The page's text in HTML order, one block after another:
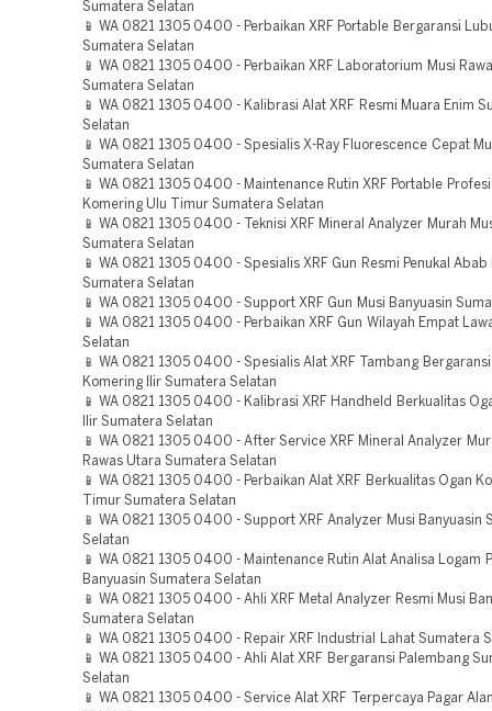
Sumatera Selatan
📱 WA 0821 1305 0400 - Perbaikan XRF Portable Bergaransi
Sumatera Selatan
📱 WA 0821 1305 0400 - Perbaikan XRF Laboratorium Musi
Sumatera Selatan
📱 WA 0821 1305 0400 - Kalibrasi Alat XRF Resmi Muara Enim
Selatan
📱 WA 0821 1305 0400 - Spesialis X-Ray Fluorescence Cepat
Sumatera Selatan
📱 WA 0821 1305 0400 - Maintenance Rutin XRF Portable
Komering Ulu Timur Sumatera Selatan
📱 WA 0821 1305 0400 - Teknisi XRF Mineral Analyzer Murah
Sumatera Selatan
📱 WA 0821 1305 0400 - Spesialis XRF Gun Resmi Penukal
Sumatera Selatan
📱 WA 0821 1305 0400 - Support XRF Gun Musi Banyuasin
📱 WA 0821 1305 0400 - Perbaikan XRF Gun Wilayah Empat
Selatan
📱 WA 0821 1305 0400 - Spesialis Alat XRF Tambang
Komering Ilir Sumatera Selatan
📱 WA 0821 1305 0400 - Kalibrasi XRF Handheld Berkualitas
Ilir Sumatera Selatan
📱 WA 0821 1305 0400 - After Service XRF Mineral Analyzer
Rawas Utara Sumatera Selatan
📱 WA 0821 1305 0400 - Perbaikan Alat XRF Berkualitas Ogan
Timur Sumatera Selatan
📱 WA 0821 1305 0400 - Support XRF Analyzer Musi Banyuasin
Selatan
📱 WA 0821 1305 0400 - Maintenance Rutin Alat Analisa Logam
Banyuasin Sumatera Selatan
📱 WA 0821 1305 0400 - Ahli XRF Metal Analyzer Resmi Musi
Sumatera Selatan
📱 WA 0821 1305 0400 - Repair XRF Industrial Lahat Sumatera
📱 WA 0821 1305 0400 - Ahli Alat XRF Bergaransi Palembang
Selatan
📱 WA 0821 1305 0400 - Service Alat XRF Terpercaya Pagar